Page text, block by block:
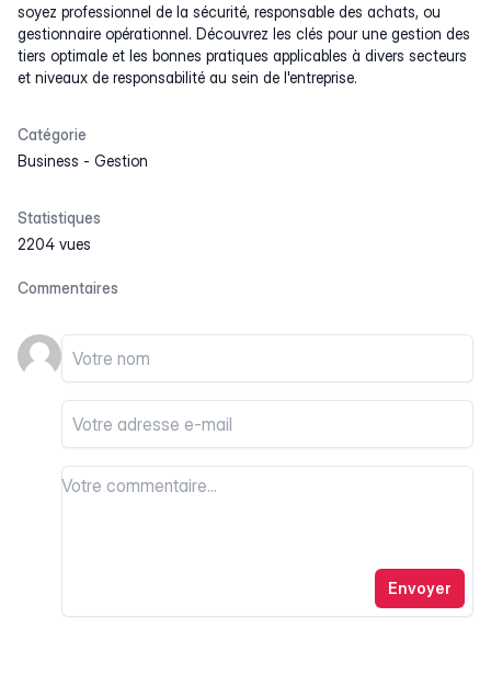
soyez professionnel de la sécurité, responsable des achats, ou
gestionnaire opérationnel. Découvrez les clés pour une gestion des
tiers optimale et les bonnes pratiques applicables à divers secteurs
et niveaux de responsabilité au sein de l'entreprise.
Catégorie
Business - Gestion
Statistiques
2204 vues
Commentaires
Votre nom
Votre email
Votre commentaire
Votre commentaire
Envoyer